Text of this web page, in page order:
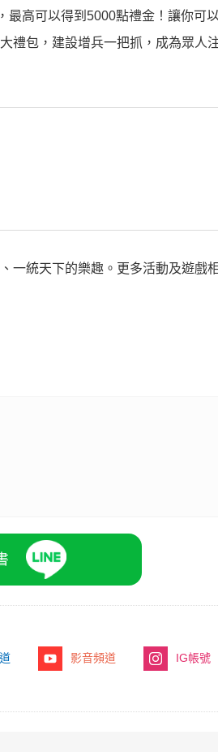
最高可以得到5000點禮金！讓你可
禮包，建設增兵一把抓，成為眾人
一統天下的樂趣。更多活動及遊戲
影音頻道 IG帳號